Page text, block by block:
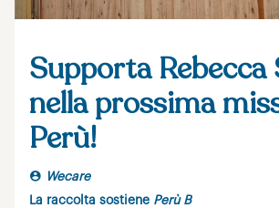
Supporta Rebecca
nella prossima
Perù!
Wecare
La raccolta sostiene Perù B